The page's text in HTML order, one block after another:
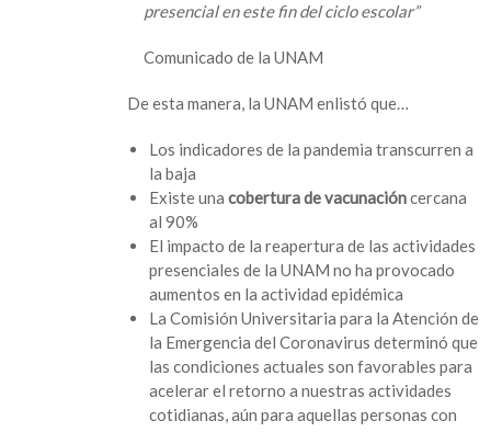
presencial en este fin del ciclo escolar”
Comunicado de la UNAM
De esta manera, la UNAM enlistó que…
Los indicadores de la pandemia transcurren a
la baja
Existe una cobertura de vacunacióncercana
al 90%
El impacto de la reapertura de las actividades
presenciales de la UNAM no ha provocado
aumentos en la actividad epidémica
La Comisión Universitaria para la Atención de
la Emergencia del Coronavirus determinó que
las condiciones actuales son favorables para
acelerar el retorno a nuestras actividades
cotidianas, aún para aquellas personas con